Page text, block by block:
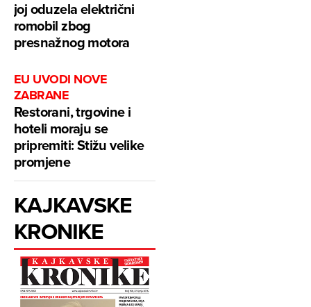
joj oduzela električni
romobil zbog
presnažnog motora
EU UVODI NOVE
ZABRANE
Restorani, trgovine i
hoteli moraju se
pripremiti: Stižu velike
promjene
KAJKAVSKE
KRONIKE